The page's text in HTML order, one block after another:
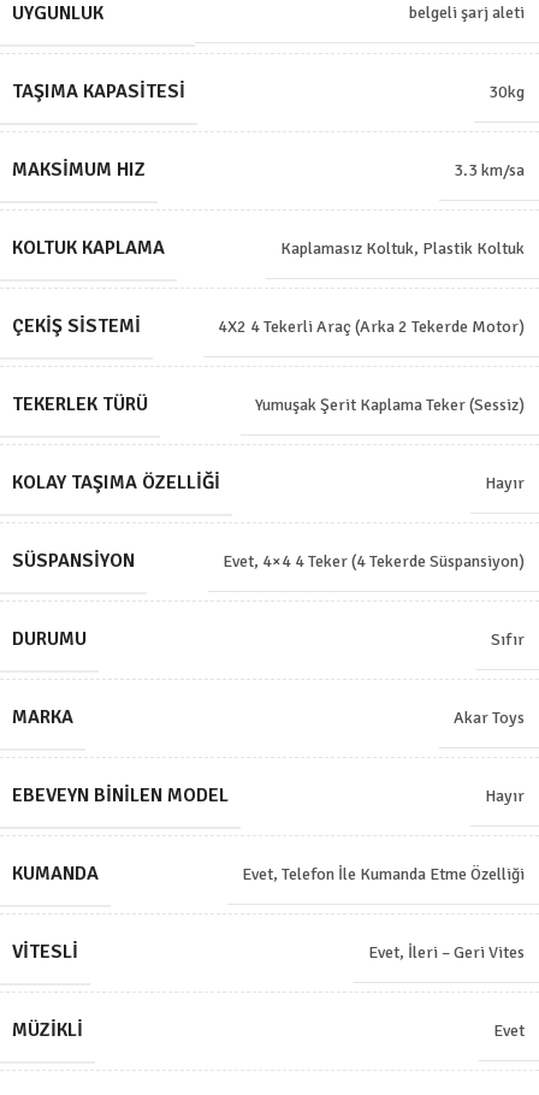
UYGUNLUK
belgeli şarj aleti
TAŞIMA KAPASITESI 30kg
MAKSIMUM HIZ 3.3 km/sa
KOLTUK KAPLAMA Kaplamasız Koltuk, Plastik Koltuk
ÇEKIŞ SISTEMI 4X2 4 Tekerli Araç (Arka 2 Tekerde Motor)
TEKERLEK TÜRÜ Yumuşak Şerit Kaplama Teker (Sessiz)
KOLAY TAŞIMA ÖZELLIĞI Hayır
SÜSPANSIYON Evet, 4×4 4 Teker (4 Tekerde Süspansiyon)
DURUMU Sıfır
MARKA Akar Toys
EBEVEYN BINILEN MODEL Hayır
KUMANDA Evet, Telefon İle Kumanda Etme Özelliği
VITESLI Evet, İleri – Geri Vites
MÜZIKLI Evet